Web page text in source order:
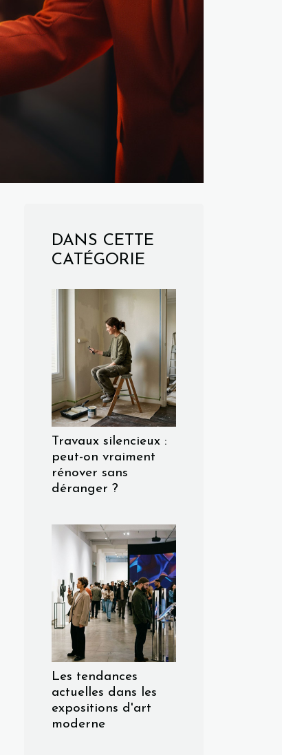
DANS CETTE
CATÉGORIE
Travaux silencieux :
peut-on vraiment
rénover sans
déranger ?
Les tendances
actuelles dans les
expositions d'art
moderne